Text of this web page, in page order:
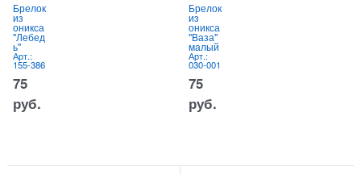
Брелок
из
оникса
"Лебед
ь"
Арт.:
155-386
75
руб.
Брелок
из
оникса
"Ваза"
малый
Арт.:
030-001
75
руб.